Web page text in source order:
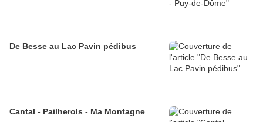
De Besse au Lac Pavin pédibus
Cantal - Pailherols - Ma Montagne